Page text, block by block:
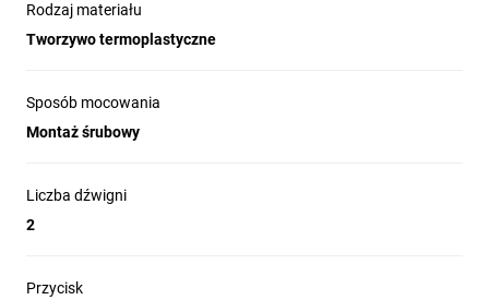
Rodzaj materiału
Tworzywo termoplastyczne
Sposób mocowania
Montaż śrubowy
Liczba dźwigni
2
Przycisk